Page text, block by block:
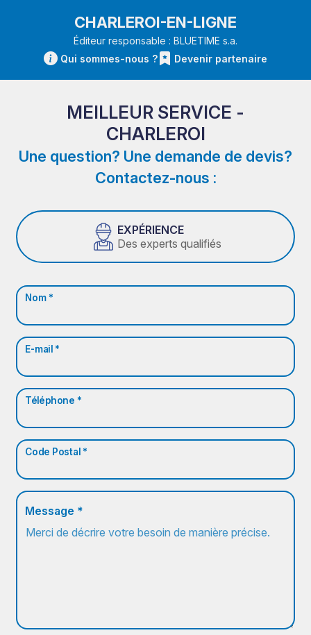
CHARLEROI-EN-LIGNE
Éditeur responsable : BLUETIME s.a.
Qui sommes-nous ?
Devenir partenaire
MEILLEUR SERVICE -
CHARLEROI
Une question? Une demande de devis?
Contactez-nous :
EXPÉRIENCE
Des experts qualifiés
Nom *
E-mail *
Téléphone *
Code Postal *
Message *